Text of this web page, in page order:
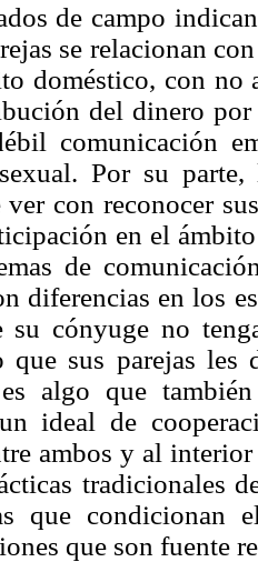
de campo
se relacionan
doméstico, con no
del dinero
comunicación
Por su
ver con reconocer
en el
de
diferencias en los
cónyuge no
sus parejas les
algo que
ideal de
ambos y al
tradicionales
que
que son fuente